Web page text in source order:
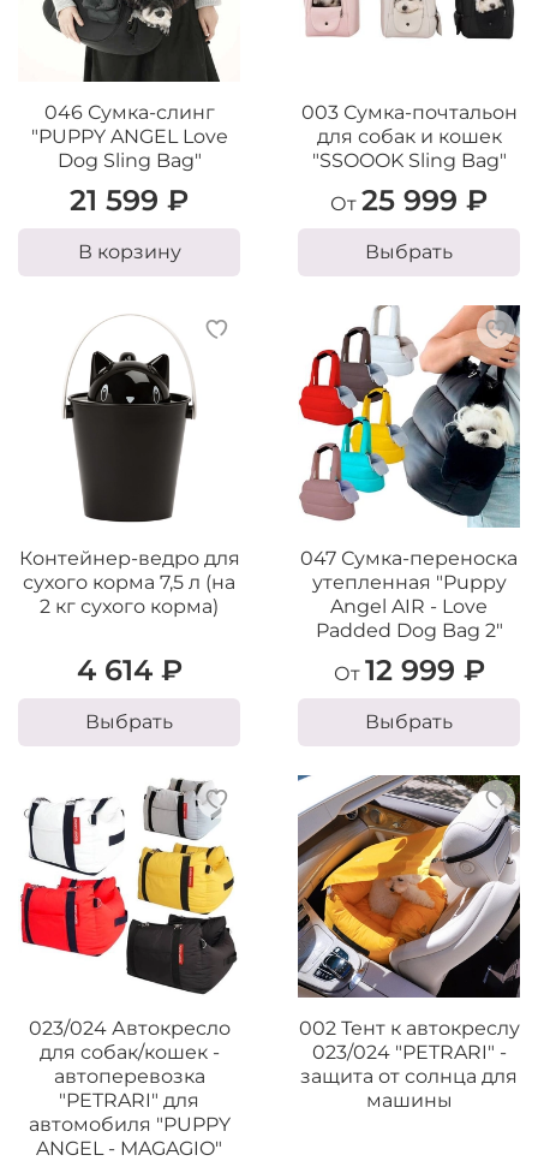
046 Сумка-слинг
"PUPPY ANGEL Love
Dog Sling Bag"
21 599 ₽
В корзину
003 Сумка-почтальон
для собак и кошек
"SSOOOK Sling Bag"
От 25 999 ₽
Выбрать
Контейнер-ведро для
сухого корма 7,5 л (на
2 кг сухого корма)
4 614 ₽
Выбрать
047 Сумка-переноска
утепленная "Puppy
Angel AIR - Love
Padded Dog Bag 2"
От 12 999 ₽
Выбрать
023/024 Автокресло
для собак/кошек -
автоперевозка
"PETRARI" для
автомобиля "PUPPY
ANGEL - MAGAGIO"
002 Тент к автокреслу
023/024 "PETRARI" -
защита от солнца для
машины